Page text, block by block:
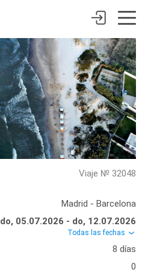
Viaje № 32048
Madrid - Barcelona
do, 05.07.2026 - do, 12.07.2026
Todas las fechas
8 días
0